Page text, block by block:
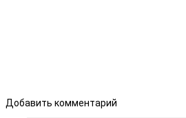
Добавить комментарий